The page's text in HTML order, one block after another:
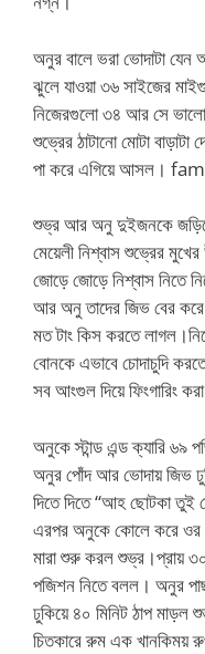
অনুর বালে ভরা ভোদাটা যেন
ঝুলে যাওয়া ৩৬ সাইজের
নিজেরগুলো ৩৪ আর সে
শুভ্রের ঠাটানো মোটা
পা করে এগিয়ে আসল।
শুভ্র আর অনু দুইজনকে
মেয়েলী নিশ্বাস শুভ্রের
জোড়ে জোড়ে নিশ্বাস নিতে
আর অনু তাদের জিভ বের করে
মত টাং কিস করতে
বোনকে এভাবে চোদাচুদি
সব আংগুল দিয়ে ফিংগারিং
অনুকে স্টান্ড এন্ড ক্যারি ৬৯
অনুর পোঁদ আর ভোদায় জিভ
দিতে দিতে “আহ ছোটকা তুই
এরপর অনুকে কোলে করে ওর
মারা শুরু করল শুভ্র।প্রায়
পজিশন নিতে বলল। অনুর
ঢুকিয়ে ৪০ মিনিট ঠাপ মাড়ল
চিতকারে রুম এক